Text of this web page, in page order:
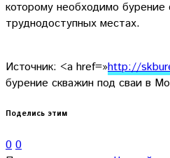
которому необходимо бурение
труднодоступных местах.
Источник: <a href=»http://
бурение скважин под сваи в
Поделись этим
0 0